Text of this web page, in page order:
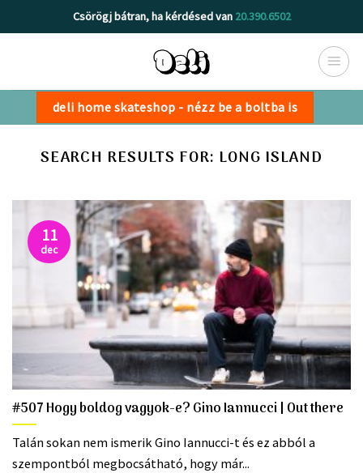
to
Csörögj bátran, ha kérdésed van 20.390.6502
deli home skateshop - nézz be a boltba is
SEARCH RESULTS FOR: LONG ISLAND
#507 Hogy boldog vagyok-e? Gino Iannucci | Out there
Talán sokan nem ismerik Gino Iannucci-t és ez abból a
szempontból megbocsátható, hogy már...
11
dec